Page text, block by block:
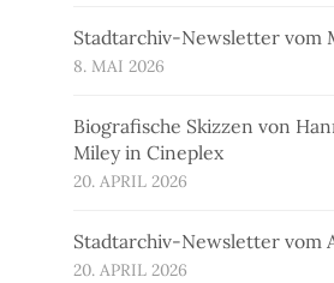
Stadtarchiv-Newsletter vom
8. MAI 2026
Biografische Skizzen von
Miley in Cineplex
20. APRIL 2026
Stadtarchiv-Newsletter vom
20. APRIL 2026